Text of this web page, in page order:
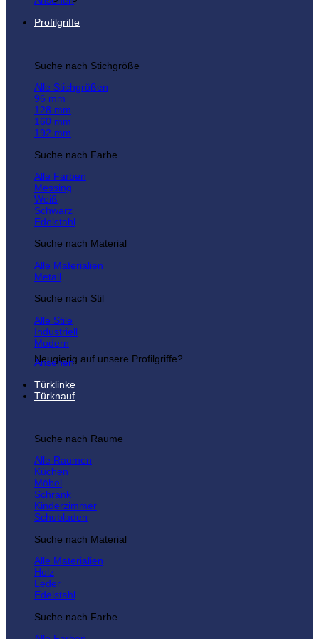
Profilgriffe
Suche nach Stichgröße
Alle Stichgrößen
96 mm
128 mm
160 mm
192 mm
Suche nach Farbe
Alle Farben
Messing
Weiß
Schwarz
Edelstahl
Suche nach Material
Alle Materialien
Metall
Suche nach Stil
Alle Stile
Industriell
Modern
Neugierig auf unsere Profilgriffe?
Ansehen
Türklinke
Türknauf
Suche nach Raume
Alle Raumen
Küchen
Möbel
Schrank
Kinderzimmer
Schubladen
Suche nach Material
Alle Materialien
Holz
Leder
Edelstahl
Suche nach Farbe